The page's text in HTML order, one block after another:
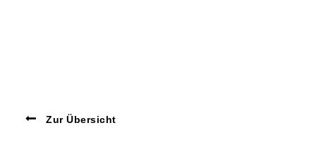
Zur Übersicht